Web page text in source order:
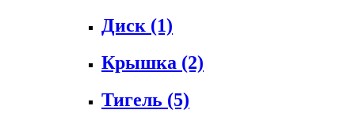
Диск (1)
Крышка (2)
Тигель (5)